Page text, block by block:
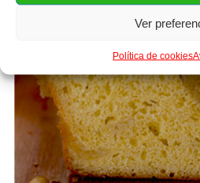
Ver
Política de cookies